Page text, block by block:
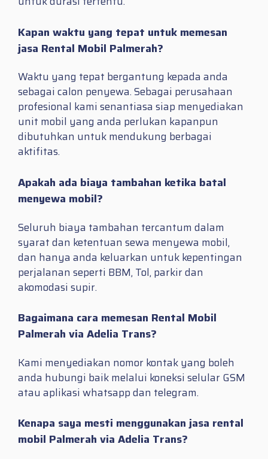
Kapan waktu yang tepat untuk memesan
jasa Rental Mobil Palmerah?
Waktu yang tepat bergantung kepada anda
sebagai calon penyewa. Sebagai perusahaan
profesional kami senantiasa siap menyediakan
unit mobil yang anda perlukan kapanpun
dibutuhkan untuk mendukung berbagai
aktifitas.
Apakah ada biaya tambahan ketika batal
menyewa mobil?
Seluruh biaya tambahan tercantum dalam
syarat dan ketentuan sewa menyewa mobil,
dan hanya anda keluarkan untuk kepentingan
perjalanan seperti BBM, Tol, parkir dan
akomodasi supir.
Bagaimana cara memesan Rental Mobil
Palmerah via Adelia Trans?
Kami menyediakan nomor kontak yang boleh
anda hubungi baik melalui koneksi selular GSM
atau aplikasi whatsapp dan telegram.
Kenapa saya mesti menggunakan jasa rental
mobil Palmerah via Adelia Trans?